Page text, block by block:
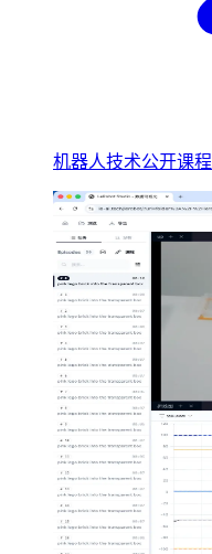
机器人技术公开课程